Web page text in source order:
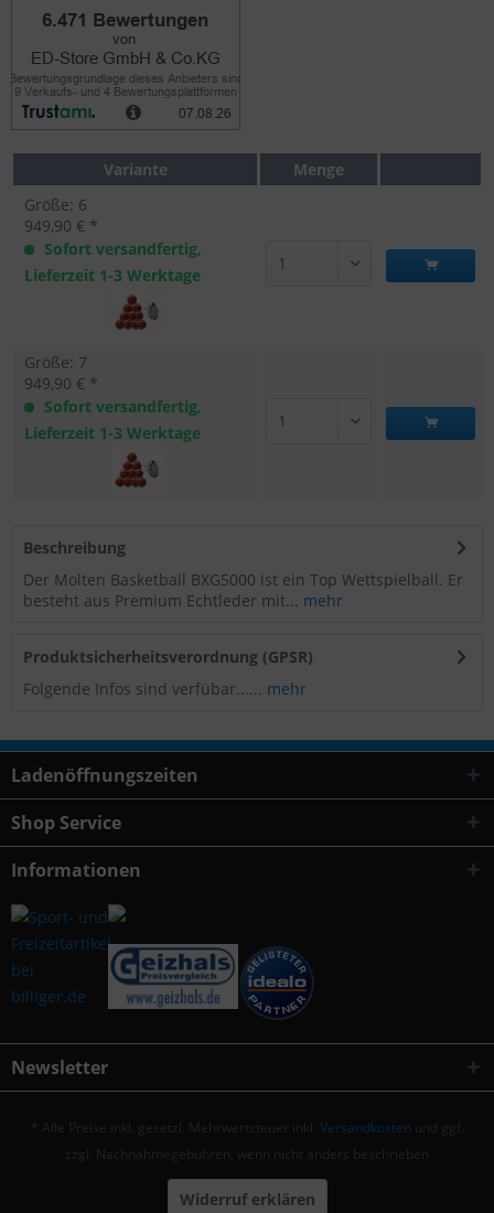
Variante
Menge
Größe: 6
949,90 € *
Sofort versandfertig,
Lieferzeit 1-3 Werktage
Größe: 7
949,90 € *
Sofort versandfertig,
Lieferzeit 1-3 Werktage
Beschreibung
Der Molten Basketball BXG5000 ist ein Top Wettspielball. Er
besteht aus Premium Echtleder mit... mehr
Produktsicherheitsverordnung (GPSR)
Folgende Infos sind verfübar...... mehr
Ladenöffnungszeiten
Shop Service
Informationen
Newsletter
* Alle Preise inkl. gesetzl. Mehrwertsteuer inkl. Versandkosten und ggf.
zzgl. Nachnahmegebühren, wenn nicht anders beschrieben
Widerruf erklären